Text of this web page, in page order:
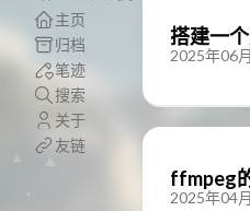
主页
归档
笔迹
搜索
关于
友链
搭建一
2025年06
ffmpeg
2025年04